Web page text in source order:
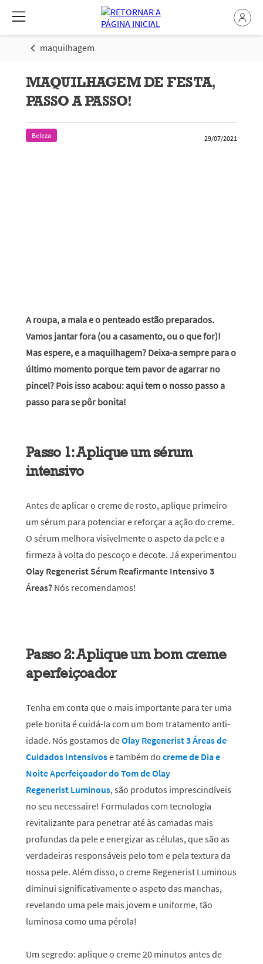
maquilhagem
MAQUILHAGEM DE FESTA,
PASSO A PASSO!
Beleza 29/07/2021
A roupa, a mala e o penteado estão preparados.
Vamos jantar fora (ou a casamento, ou o que for)!
Mas espere, e a maquilhagem? Deixa-a sempre para o
último momento porque tem pavor de agarrar no
pincel? Pois isso acabou: aqui tem o nosso passo a
passo para se pôr bonita!
Passo 1: Aplique um sérum
intensivo
Antes de aplicar o creme de rosto, aplique primeiro
um sérum para potenciar e reforçar a ação do creme.
O sérum melhora visivelmente o aspeto da pele e a
firmeza à volta do pescoço e decote. Já experimentou
Olay Regenerist Sérum Reafirmante Intensivo 3
Áreas? Nós recomendamos!
Passo 2: Aplique um bom creme
aperfeiçoador
Tenha em conta que o mais importante para ter uma
pele bonita é cuidá-la com um bom tratamento anti-
idade. Nós gostamos deOlay Regenerist 3 Áreas de
Cuidados Intensivose também do creme de Dia e
Noite Aperfeiçoador do Tom de Olay
Regenerist Luminous, são produtos imprescindíveis
no seu necessaire! Formulados com tecnologia
revitalizante para penetrar até às camadas mais
profundas da pele e energizar as células, que são as
verdadeiras responsáveis pelo tom e pela textura da
nossa pele. Além disso, o creme Regenerist Luminous
diminui significativamente o aspeto das manchas,
revelando uma pele mais jovem e uniforme, tão
luminosa como uma pérola!
Um segredo: aplique o creme 20 minutos antes de